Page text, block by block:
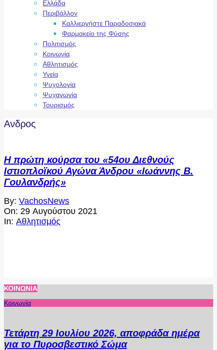
Ελλάδα
Περιβάλλον
Καλλιεργήστε Παραδοσιακά
Φαρμακείο της Φύσης
Πολιτισμός
Κοινωνία
Αθλητισμός
Υγεία
Ψυχολογία
Ψυχαγωγία
Τουρισμός
Ανδρος
Η πρώτη κούρσα του «54ου Διεθνούς
Ιστιοπλοϊκού Αγώνα Άνδρου «Ιωάννης Β.
Γουλανδρής»
2021-
08-
29
By: VachosNews
On: 29 Αυγούστου 2021
In: Αθλητισμός
ΚΟΙΝΩΝΊΑ
Κοινωνία
Τετάρτη 29 Ιουλίου 2026, αποφράδα ημέρα
για το Πυροσβεστικό Σώμα